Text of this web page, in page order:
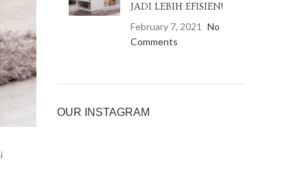
JADI LEBIH EFISIEN!
February 7, 2021
No
Comments
OUR INSTAGRAM